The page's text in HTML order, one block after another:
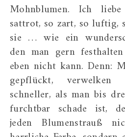
Mohnblumen. Ich liebe Mohnblumen! So
sattrot, so zart, so luftig,
sie … wie ein
den man gern
eben nicht kann. Denn:
gepflückt, verwelken
schneller, als man bis
furchtbar schade ist,
jeden Blumenstrauß